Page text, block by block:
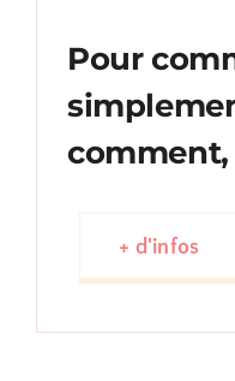
Pour
comment,
+ d'infos